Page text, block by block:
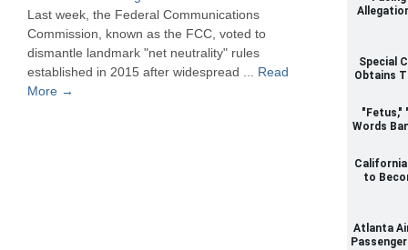
Last week, the Federal Communications
Commission, known as the FCC, voted to
dismantle landmark "net neutrality" rules
established in 2015 after widespread ... Read
More →
Special
Obtains
"Fetus,"
Words
to
Atlanta